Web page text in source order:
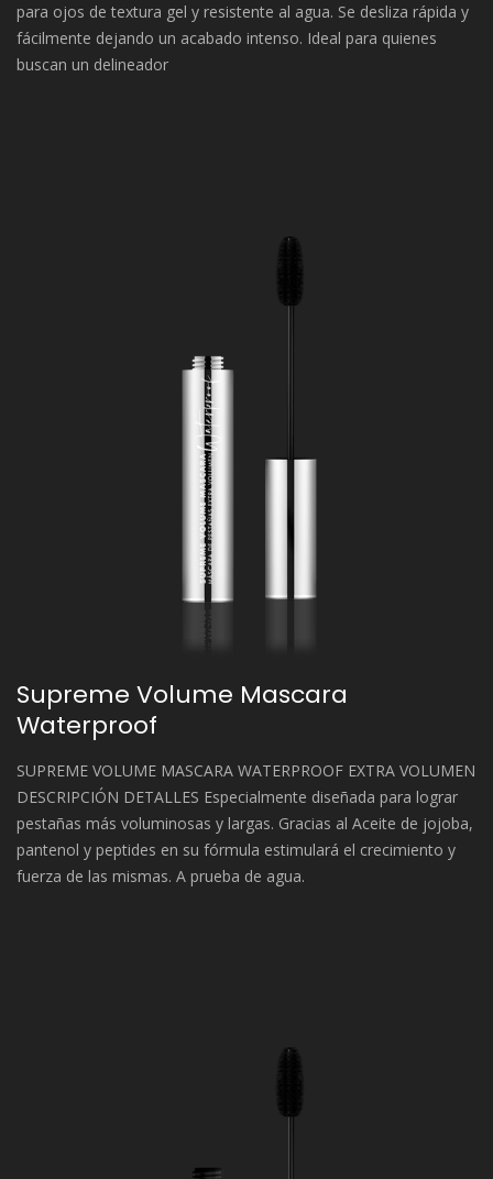
para ojos de textura gel y resistente al agua. Se desliza rápida y
fácilmente dejando un acabado intenso. Ideal para quienes
buscan un delineador
Supreme Volume Mascara
Waterproof
SUPREME VOLUME MASCARA WATERPROOF EXTRA VOLUMEN
DESCRIPCIÓN DETALLES Especialmente diseñada para lograr
pestañas más voluminosas y largas. Gracias al Aceite de jojoba,
pantenol y peptides en su fórmula estimulará el crecimiento y
fuerza de las mismas. A prueba de agua.